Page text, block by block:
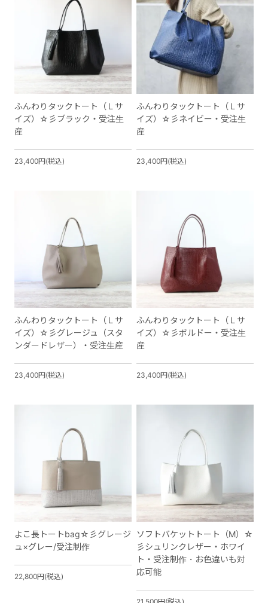
ふんわりタックトート（Ｌサ
イズ）☆彡ブラック・受注生
産
23,400円(税込)
ふんわりタックトート（Ｌサ
イズ）☆彡ネイビー・受注生
産
23,400円(税込)
ふんわりタックトート（Ｌサ
イズ）☆彡グレージュ（スタ
ンダードレザー）・受注生産
23,400円(税込)
ふんわりタックトート（Ｌサ
イズ）☆彡ボルドー・受注生
産
23,400円(税込)
よこ長トートbag☆彡グレージ
ュ×グレー/受注制作
22,800円(税込)
ソフトバケットトート（M）☆
彡シュリンクレザー・ホワイ
ト・受注制作・お色違いも対
応可能